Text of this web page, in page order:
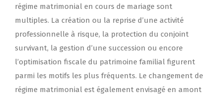
régime matrimonial en cours de mariage sont
multiples. La création ou la reprise d’une activité
professionnelle à risque, la protection du conjoint
survivant, la gestion d’une succession ou encore
l’optimisation fiscale du patrimoine familial figurent
parmi les motifs les plus fréquents. Le changement de
régime matrimonial est également envisagé en amont